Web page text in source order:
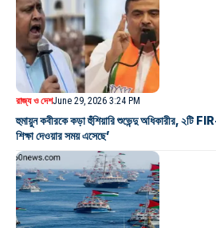
রাজ্য ও দেশJune 29, 2026 3:24 PM
হুমায়ুন কবীরকে কড়া হুঁশিয়ারি শুভেন্দু অধিকারীর, ২টি
শিক্ষা দেওয়ার সময় এসেছে’